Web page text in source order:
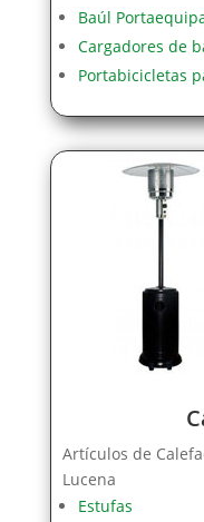
Baúl
Cargadores de
Portabicicletas
Artículos de
Lucena
Estufas